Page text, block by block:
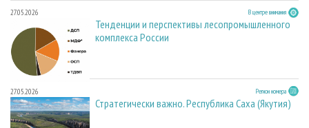
27.05.2026 В центре внимания
Тенденции и перспективы лесопромышленного
комплекса России
27.05.2026 Регион номера
Стратегически важно. Республика Саха (Якутия)